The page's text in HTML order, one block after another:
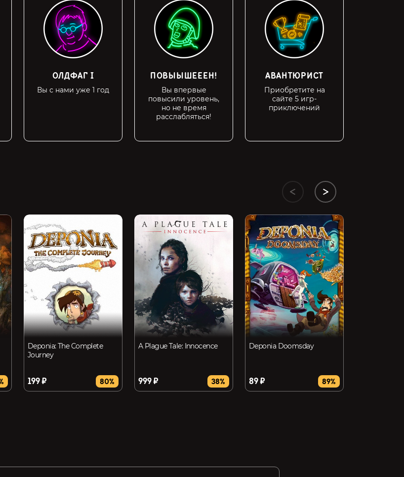
ОЛДФАГ I
Вы с нами уже 1 год
ПОВЫЫШЕЕЕН!
Вы впервые
повысили уровень,
но не время
расслабляться!
АВАНТЮРИСТ
Приобретите на
сайте 5 игр-
приключений
Deponia: The Complete
Journey
199 ₽ 80%
A Plague Tale: Innocence
999 ₽ 38%
Deponia Doomsday
89 ₽ 89%